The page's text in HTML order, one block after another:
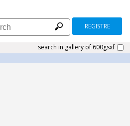
REGISTRE
search in gallery of 600gsxf